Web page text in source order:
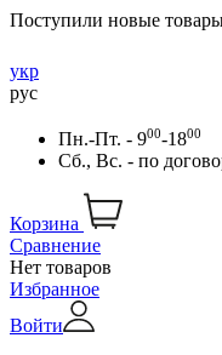
Поступили новые
укр
рус
Пн.-Пт. - 900-1800
Сб., Вс. - по
Корзина
Сравнение
Нет товаров
Избранное
Войти